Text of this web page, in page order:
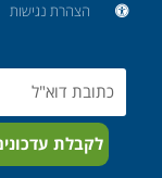
הצהרת נגישות
Email
לקבלת